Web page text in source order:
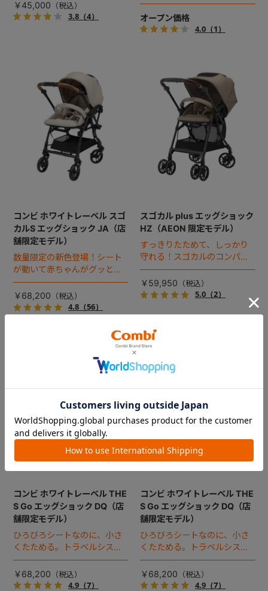
￥45,000
3.8（4） オープン価格
4.0（1）
コンビ ホワイトレーベル スゴ
カルS エッグショック JA（店
舗限定モデル）
数量限定の新色登場！シート
が動いて赤ちゃんがグッと近
付く、プレミアムベビーカ
ー。
￥68,200
4.8（56）
スゴカル plus エッグショック
HZ（AEON 限定モデル）
すっきりたためて、しっかり
守れる！スゴカルのコンパク
トモデル。
￥59,950
5.0（2）
コンビ ホワイトレーベル THE
S Go エッグショック DQ（店
舗限定モデル）
ひろびろシートなのに、小さ
くたためる。トラベルシステ
ム対応ベビーカー。
￥68,200
4.9（7）
コンビ ホワイトレーベル THE
S Go エッグショック DQ（店
舗限定モデル）
ひろびろシートなのに、小さ
くたためる。トラベルシステ
ム対応ベビーカー。
￥68,200
4.9（7）